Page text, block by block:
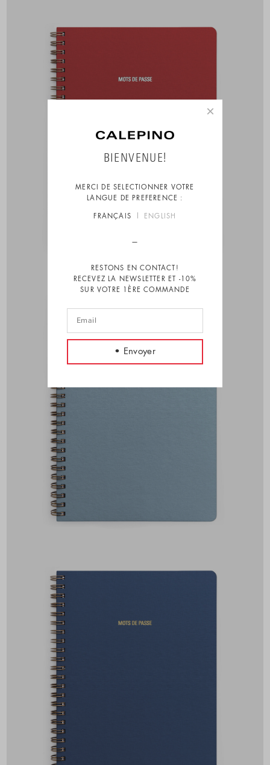
×
BIENVENUE!
MERCI DE SELECTIONNER VOTRE
LANGUE DE PREFERENCE :
FRANÇAIS ENGLISH
RESTONS EN CONTACT!
RECEVEZ LA NEWSLETTER ET -10%
SUR VOTRE 1ÈRE COMMANDE